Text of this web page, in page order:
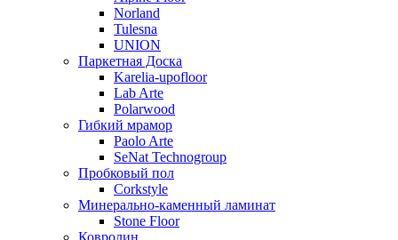
Norland
Tulesna
UNION
Паркетная Доска
Karelia-upofloor
Lab Arte
Polarwood
Гибкий мрамор
Paolo Arte
SeNat Technogroup
Пробковый пол
Corkstyle
Минерально-каменный ламинат
Stone Floor
Ковролин